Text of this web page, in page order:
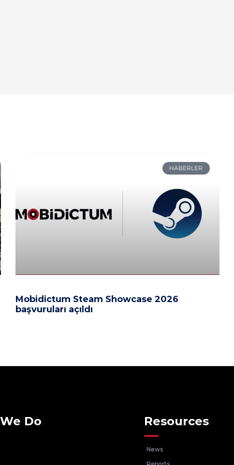
HABERLER
Mobidictum Steam Showcase 2026
başvuruları açıldı
Do Resources
News